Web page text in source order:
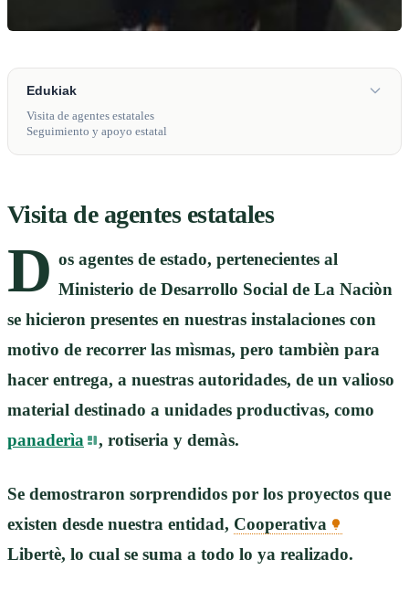
Edukiak
Visita de agentes estatales
Seguimiento y apoyo estatal
Visita de agentes estatales
D os agentes de estado, pertenecientes al
Ministerio de Desarrollo Social de La Naciòn
se hicieron presentes en nuestras instalaciones con
motivo de recorrer las mìsmas, pero tambièn para
hacer entrega, a nuestras autoridades, de un valioso
material destinado a unidades productivas, como
panaderìa
, rotiseria y demàs.
Se demostraron sorprendidos por los proyectos que
existen desde nuestra entidad, Cooperativa
Libertè, lo cual se suma a todo lo ya realizado.